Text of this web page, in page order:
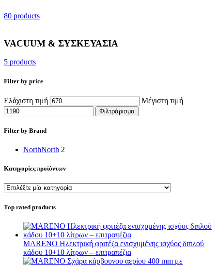
80 products
VACUUM & ΣΥΣΚΕΥΑΣΙΑ
5 products
Filter by price
Ελάχιστη τιμή Μέγιστη τιμή
Φιλτράρισμα
Filter by Brand
NorthNorth 2
Κατηγορίες προϊόντων
Top rated products
MARENO Ηλεκτρική φριτέζα ενισχυμένης ισχύος διπλού
κάδου 10+10 λίτρων – επιτραπέζια